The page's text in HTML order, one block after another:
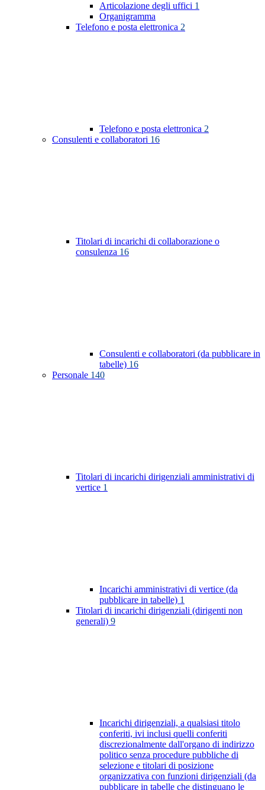
Articolazione degli uffici 1
Organigramma
Telefono e posta elettronica 2
Telefono e posta elettronica 2
Consulenti e collaboratori 16
Titolari di incarichi di collaborazione o
consulenza 16
Consulenti e collaboratori (da pubblicare in
tabelle) 16
Personale 140
Titolari di incarichi dirigenziali amministrativi di
vertice 1
Incarichi amministrativi di vertice (da
pubblicare in tabelle) 1
Titolari di incarichi dirigenziali (dirigenti non
generali) 9
Incarichi dirigenziali, a qualsiasi titolo
conferiti, ivi inclusi quelli conferiti
discrezionalmente dall'organo di indirizzo
politico senza procedure pubbliche di
selezione e titolari di posizione
organizzativa con funzioni dirigenziali (da
pubblicare in tabelle che distinguano le